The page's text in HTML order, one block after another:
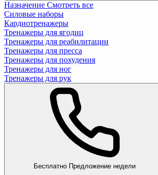
Назначение Смотреть все
Силовые наборы
Кардиотренажеры
Тренажеры для ягодиц
Тренажеры для реабилитации
Тренажеры для пресса
Тренажеры для похудения
Тренажеры для ног
Тренажеры для рук
Бесплатно Предложение недели